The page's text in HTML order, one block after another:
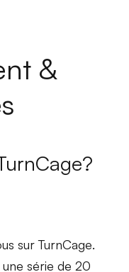
&
surTurnCage.
série de 20